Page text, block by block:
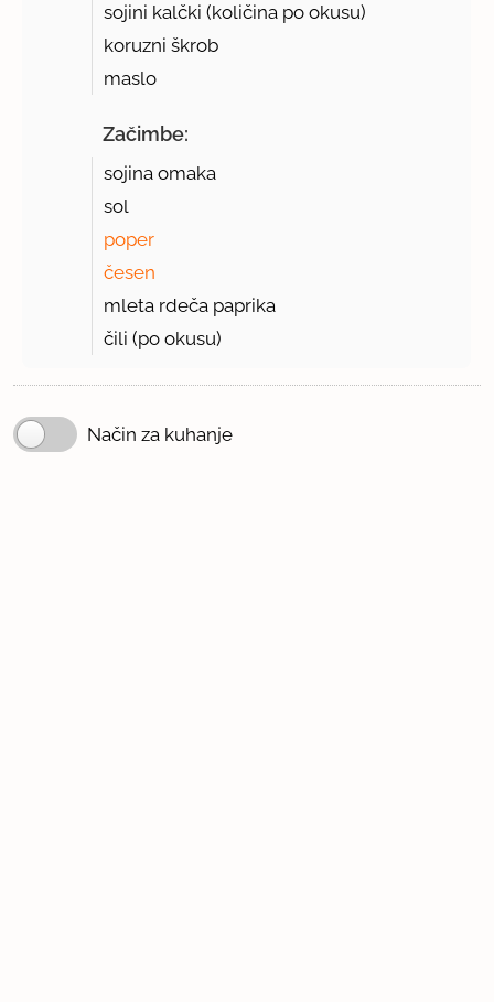
sojini kalčki (količina po okusu)
koruzni škrob
maslo
Začimbe:
sojina omaka
sol
poper
česen
mleta rdeča paprika
čili (po okusu)
Način za kuhanje